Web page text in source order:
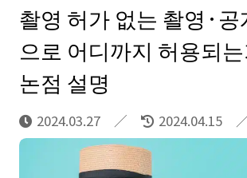
촬영 허가 없는 촬영·공
으로 어디까지 허용되
논점 설명
2024.03.27 2024.04.15